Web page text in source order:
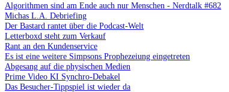
Algorithmen sind am Ende auch nur Menschen - Nerdtalk #682
Michas L.A. Debriefing
Der Bastard rantet über die Podcast-Welt
Letterboxd steht zum Verkauf
Rant an den Kundenservice
Es ist eine weitere Simpsons Prophezeiung eingetreten
Abgesang auf die physischen Medien
Prime Video KI Synchro-Debakel
Das Besucher-Tippspiel ist wieder da